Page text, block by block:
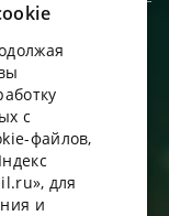
информационных
по размещению
товаров.
в реестр
ENGLISH
UKRAINIAN
PORTUGUESE
с
файлов,
для
и